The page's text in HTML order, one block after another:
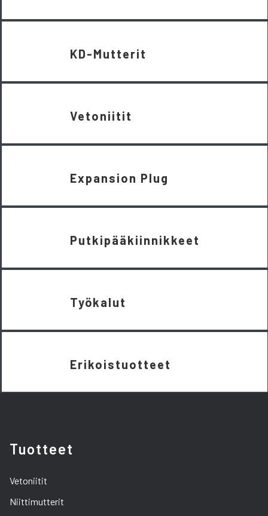
KD-Mutterit
Vetoniitit
Expansion Plug
Putkipääkiinnikkeet
Työkalut
Erikoistuotteet
Tuotteet
Vetoniitit
Niittimutterit